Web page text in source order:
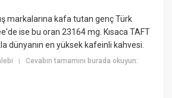
markalarına kafa tutan genç Türk
ise bu oran 23164 mg. Kısaca TAFT
dünyanın en yüksek kafeinli kahvesi.
|Cevabın tamamını burada okuyun: